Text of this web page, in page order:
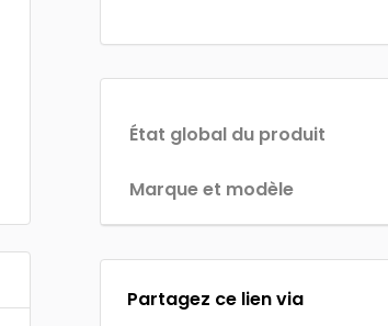
État global du produit
Marque et modèle
Partagez ce lien via